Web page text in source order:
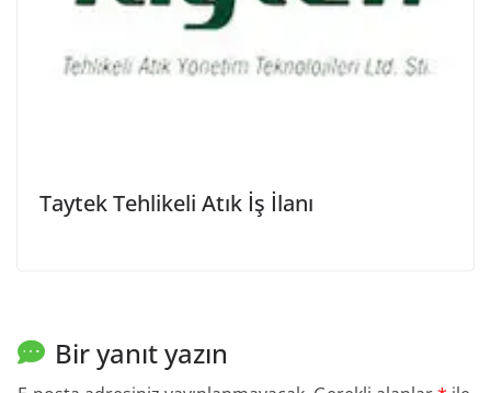
Taytek Tehlikeli Atık İş İlanı
Bir yanıt yazın